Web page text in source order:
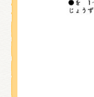
く
く